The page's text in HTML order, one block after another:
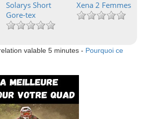
Solarys Short
Gore-tex
Xena 2 Femmes
valable 5 minutes - Pourquoi ce